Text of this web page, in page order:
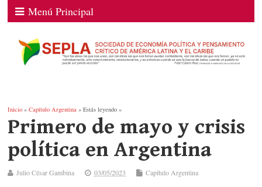
Menú Principal
Inicio »Capítulo Argentina » Estás leyendo »
Primero de mayo y crisis
política en Argentina
Julio César Gambina 03/05/2023 Capítulo Argentina